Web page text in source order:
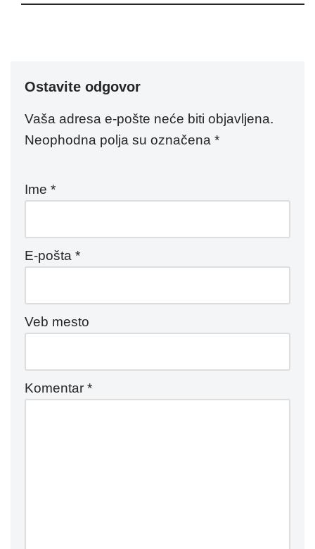
Ostavite odgovor
Vaša adresa e-pošte neće biti objavljena.
Neophodna polja su označena *
Ime *
E-pošta *
Veb mesto
Komentar *